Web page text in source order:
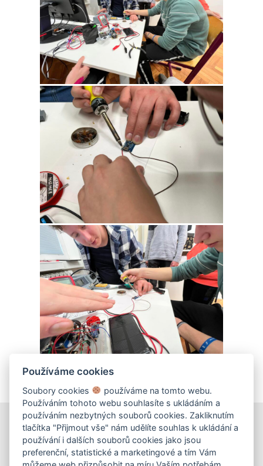
KONTAKT
Používáme cookies
Soubory cookies
používáme na tomto webu.
Používáním tohoto webu souhlasíte s ukládáním a
používáním nezbytných souborů cookies. Zakliknutím
tlačítka "Přijmout vše" nám udělíte souhlas k ukládání a
používání i dalších souborů cookies jako jsou
preferenční, statistické a marketingové a tím Vám